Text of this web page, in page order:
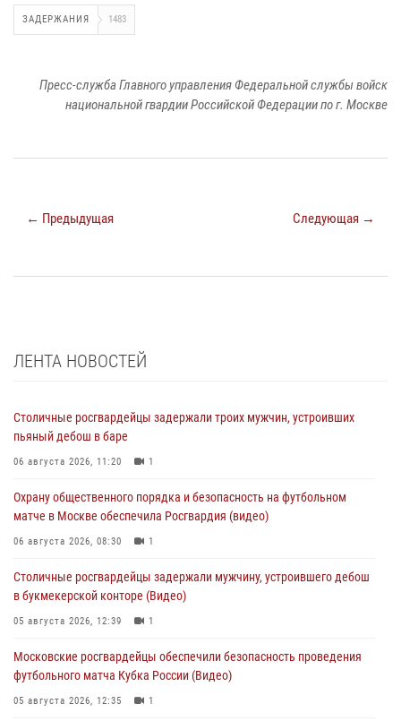
ЗАДЕРЖАНИЯ 1483
Пресс-служба Главного управления Федеральной службы войск
национальной гвардии Российской Федерации по г. Москве
← Предыдущая Следующая →
ЛЕНТА НОВОСТЕЙ
Столичные росгвардейцы задержали троих мужчин, устроивших
пьяный дебош в баре
06 августа 2026, 11:20 1
Охрану общественного порядка и безопасность на футбольном
матче в Москве обеспечила Росгвардия (видео)
06 августа 2026, 08:30 1
Столичные росгвардейцы задержали мужчину, устроившего дебош
в букмекерской конторе (Видео)
05 августа 2026, 12:39 1
Московские росгвардейцы обеспечили безопасность проведения
футбольного матча Кубка России (Видео)
05 августа 2026, 12:35 1